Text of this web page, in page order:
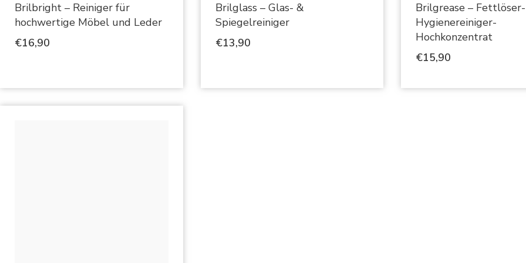
Brilbright – Reiniger für
hochwertige Möbel und Leder
€16,90
Brilglass – Glas- &
Spiegelreiniger
€13,90
Brilgrease –
Hygienereiniger-
Hochkonzentrat
€15,90